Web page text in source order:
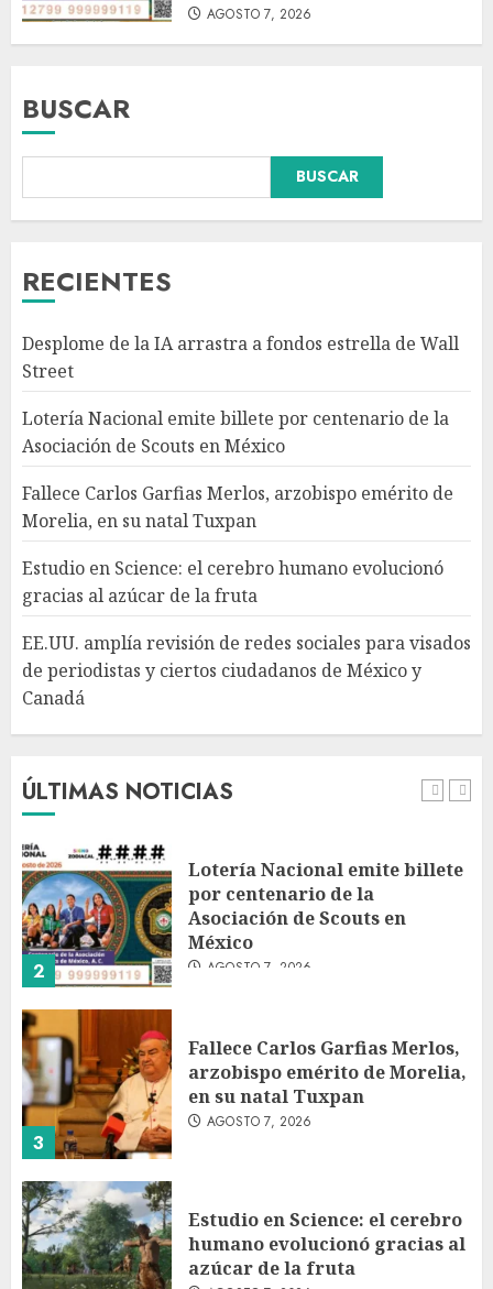
AGOSTO 7, 2026
BUSCAR
BUSCAR
RECIENTES
Desplome de la IA arrastra a fondos estrella de Wall
Street
Lotería Nacional emite billete por centenario de la
Asociación de Scouts en México
Fallece Carlos Garfias Merlos, arzobispo emérito de
Morelia, en su natal Tuxpan
Estudio en Science: el cerebro humano evolucionó
gracias al azúcar de la fruta
EE.UU. amplía revisión de redes sociales para visados
de periodistas y ciertos ciudadanos de México y
Canadá
ÚLTIMAS NOTICIAS
3
Fallece Carlos Garfias Merlos,
4
humano evolucionó gracias al
azúcar de la fruta
AGOSTO 7, 2026
EE.UU. amplía revisión de
periodistas y ciertos
ciudadanos de México y
Canadá
AGOSTO 7, 2026
1
fondos estrella de Wall Street
2
Lotería Nacional emite billete
por centenario de la
Asociación de Scouts en
México
AGOSTO 7, 2026
3
Fallece Carlos Garfias Merlos,
arzobispo emérito de Morelia,
en su natal Tuxpan
AGOSTO 7, 2026
Estudio en Science: el cerebro
humano evolucionó gracias al
azúcar de la fruta